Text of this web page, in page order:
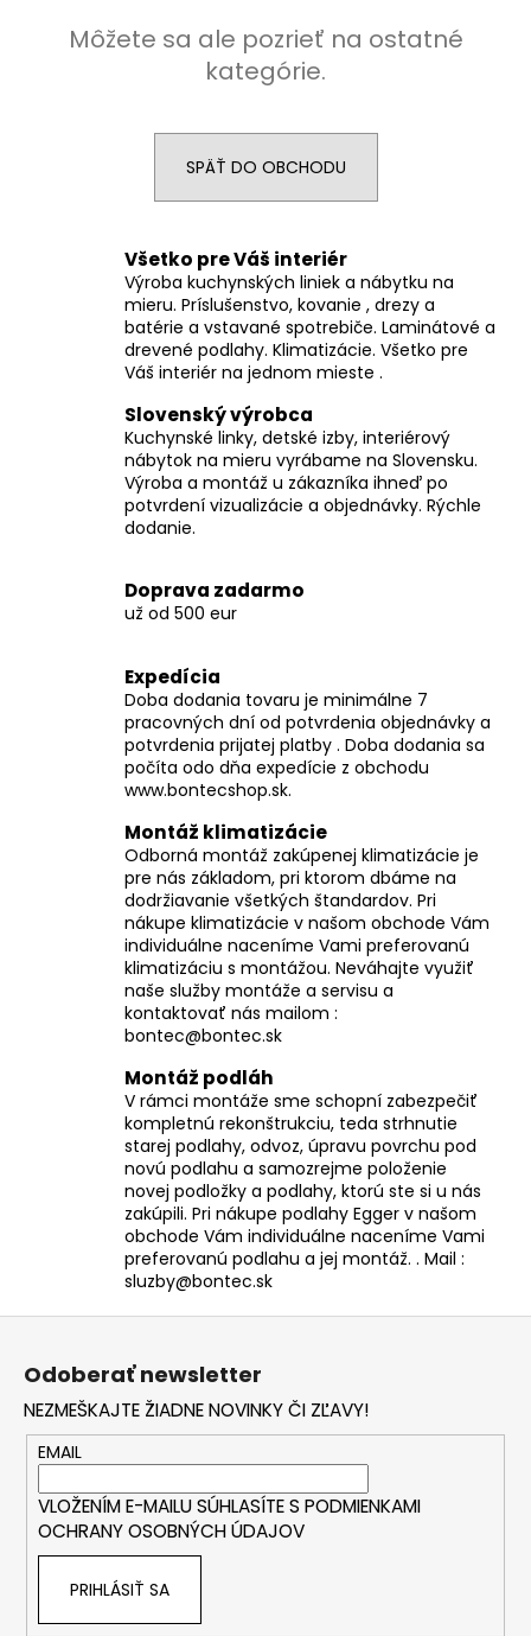
Môžete sa ale pozrieť na ostatné
kategórie.
SPÄŤ DO OBCHODU
Všetko pre Váš interiér
Výroba kuchynských liniek a nábytku na
mieru. Príslušenstvo, kovanie , drezy a
batérie a vstavané spotrebiče. Laminátové a
drevené podlahy. Klimatizácie. Všetko pre
Váš interiér na jednom mieste .
Slovenský výrobca
Kuchynské linky, detské izby, interiérový
nábytok na mieru vyrábame na Slovensku.
Výroba a montáž u zákazníka ihneď po
potvrdení vizualizácie a objednávky. Rýchle
dodanie.
Doprava zadarmo
už od 500 eur
Expedícia
Doba dodania tovaru je minimálne 7
pracovných dní od potvrdenia objednávky a
potvrdenia prijatej platby . Doba dodania sa
počíta odo dňa expedície z obchodu
www.bontecshop.sk.
Montáž klimatizácie
Odborná montáž zakúpenej klimatizácie je
pre nás základom, pri ktorom dbáme na
dodržiavanie všetkých štandardov. Pri
nákupe klimatizácie v našom obchode Vám
individuálne naceníme Vami preferovanú
klimatizáciu s montážou. Neváhajte využiť
naše služby montáže a servisu a
kontaktovať nás mailom :
bontec@bontec.sk
Montáž podláh
V rámci montáže sme schopní zabezpečiť
kompletnú rekonštrukciu, teda strhnutie
starej podlahy, odvoz, úpravu povrchu pod
novú podlahu a samozrejme položenie
novej podložky a podlahy, ktorú ste si u nás
zakúpili. Pri nákupe podlahy Egger v našom
obchode Vám individuálne naceníme Vami
preferovanú podlahu a jej montáž. . Mail :
sluzby@bontec.sk
HĽADAŤ
Z
Odoberať newsletter
NEZMEŠKAJTE ŽIADNE NOVINKY ČI ZĽAVY!
EMAIL
VLOŽENÍM E-MAILU SÚHLASÍTE S PODMIENKAMI
OCHRANY OSOBNÝCH ÚDAJOV
PRIHLÁSIŤ SA